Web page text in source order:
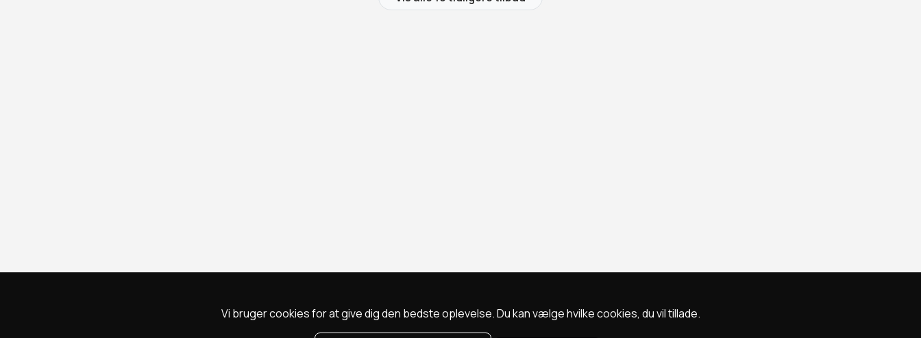
Vi bruger cookies for at give dig den bedste oplevelse. Du kan vælge hvilke cookies, du vil tillade.